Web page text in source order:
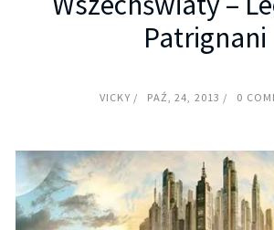
Patrignani
VICKY PAŹ, 24, 2013 0